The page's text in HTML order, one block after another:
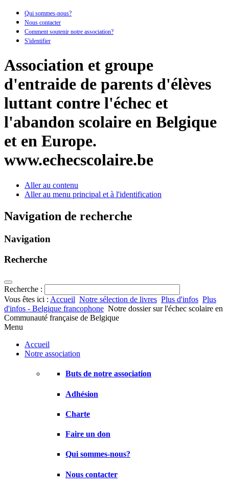
Qui sommes-nous?
Nous contacter
Comment soutenir notre association?
S'identifier
Association et groupe
d'entraide de parents d'élèves
luttant contre l'échec et
l'abandon scolaire en Belgique
et en Europe.
www.echecscolaire.be
Aller au contenu
Aller au menu principal et à l'identification
Navigation de recherche
Navigation
Recherche
Recherche :
Vous êtes ici : Accueil Notre sélection de livres Plus d'infos Plus
d'infos - Belgique francophone Notre dossier sur l'échec scolaire en
Communauté française de Belgique
Menu
Accueil
Notre association
Buts de notre association
Adhésion
Charte
Faire un don
Qui sommes-nous?
Nous contacter